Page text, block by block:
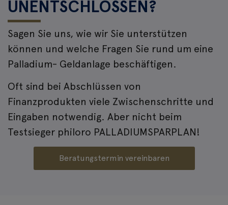
UNENTSCHLOSSEN?
Sagen Sie uns, wie wir Sie unterstützen
können und welche Fragen Sie rund um eine
Palladium- Geldanlage beschäftigen.
Oft sind bei Abschlüssen von
Finanzprodukten viele Zwischenschritte und
Eingaben notwendig. Aber nicht beim
Testsieger philoro PALLADIUMSPARPLAN!
Beratungstermin vereinbaren